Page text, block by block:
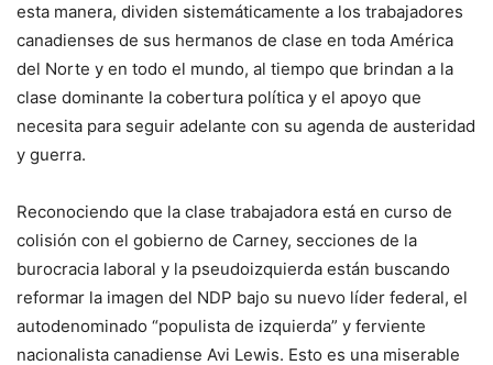
esta manera, dividen sistemáticamente a los trabajadores
canadienses de sus hermanos de clase en toda América
del Norte y en todo el mundo, al tiempo que brindan a la
clase dominante la cobertura política y el apoyo que
necesita para seguir adelante con su agenda de austeridad
y guerra.
Reconociendo que la clase trabajadora está en curso de
colisión con el gobierno de Carney, secciones de la
burocracia laboral y la pseudoizquierda están buscando
reformar la imagen del NDP bajo su nuevo líder federal, el
autodenominado “populista de izquierda” y ferviente
nacionalista canadiense Avi Lewis. Esto es una miserable